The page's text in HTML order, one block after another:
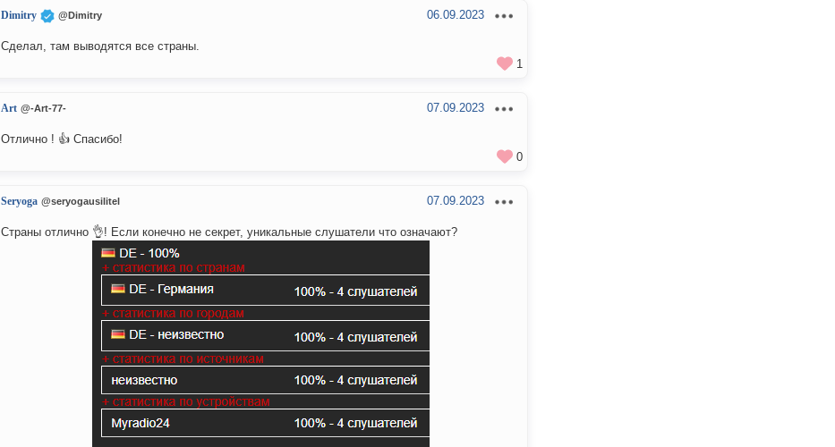
Dimitry @Dimitry 06.09.2023
Сделал, там выводятся все страны.
1
Art @-Art-77- 07.09.2023
Отлично ! 👍 Спасибо!
0
Seryoga @seryogausilitel 07.09.2023
Страны отлично 👌! Если конечно не секрет, уникальные слушатели что означают?